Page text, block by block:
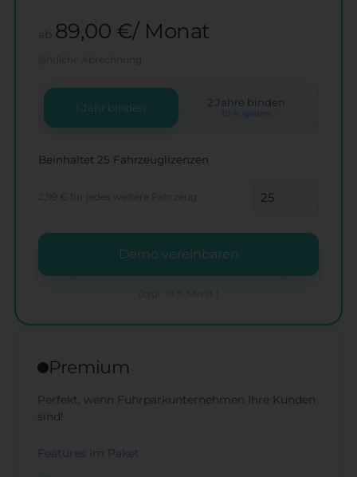
ab 89,00 €/ Monat
1 Jahr binden 2 Jahre binden
10 % sparen
Beinhaltet 25 Fahrzeuglizenzen
2,99 € für jedes weitere Fahrzeug
Demo vereinbaren
Premium
Perfekt, wenn Fuhrparkunternehmen Ihre Kunden
sind!
Features im Paket